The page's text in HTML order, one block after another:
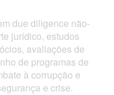
due diligence não-
jurídico, estudos
avaliações de
de programas de
à corrupção e
e crise.